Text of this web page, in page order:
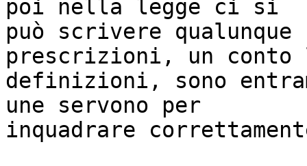
poi nella legge ci si
può scrivere
prescrizioni, un conto
definizioni, sono
une servono per
inquadrare